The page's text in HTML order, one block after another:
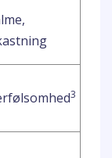
3